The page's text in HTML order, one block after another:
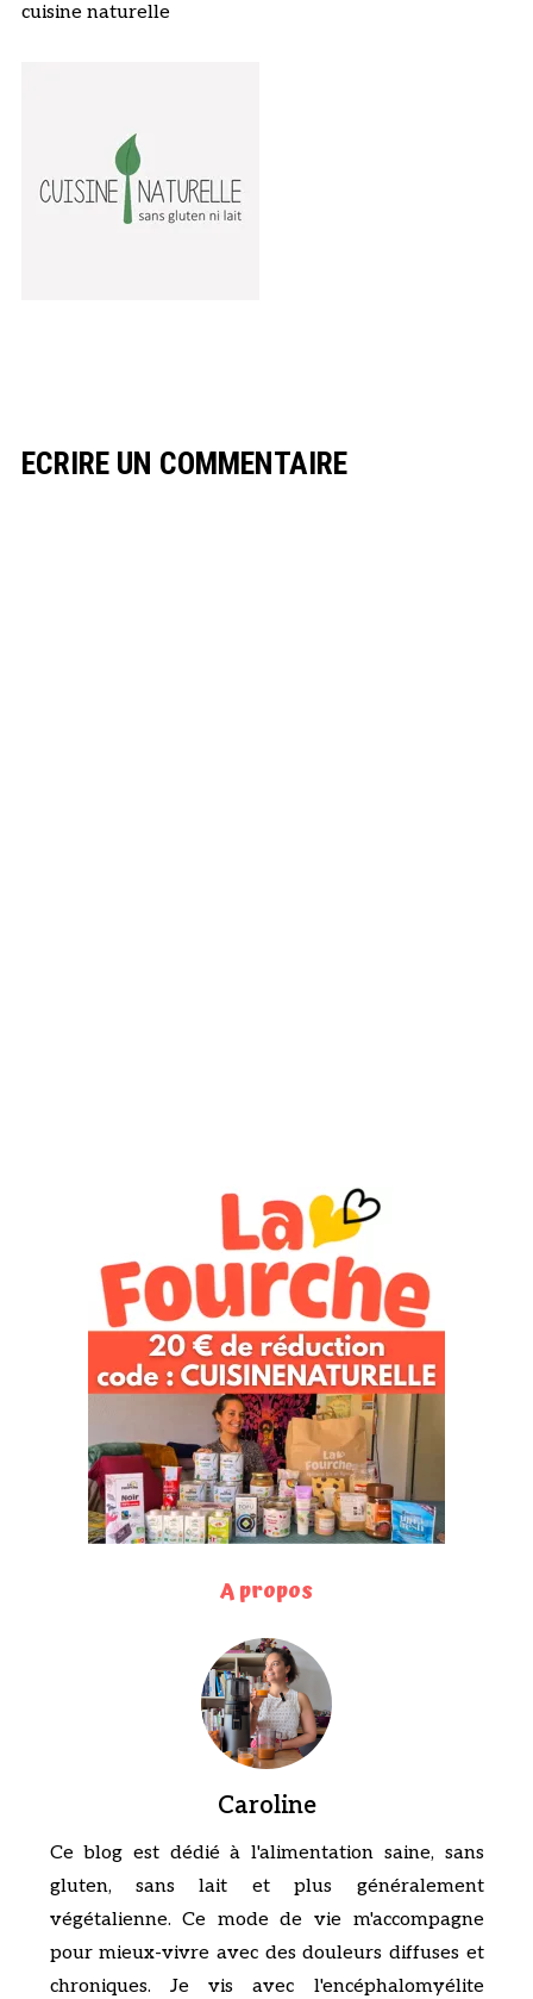
cuisine naturelle
ECRIRE UN COMMENTAIRE
A propos
Caroline
Ce blog est dédié à l'alimentation saine, sans
gluten, sans lait et plus généralement
végétalienne. Ce mode de vie m'accompagne
pour mieux-vivre avec des douleurs diffuses et
chroniques. Je vis avec l'encéphalomyélite